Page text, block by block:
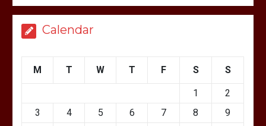
Calendar
M T W T F S S
1
2
3
4 5 6 7 8
9